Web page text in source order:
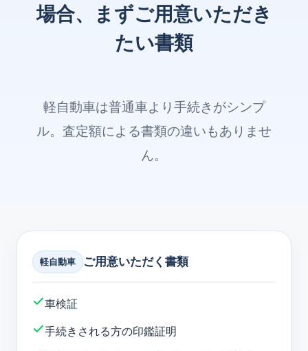
場合、まずご用意いただき
たい書類
軽自動車は普通車より手続きがシンプ
ル。査定額による書類の違いもありませ
ん。
軽自動車 ご用意いただく書類
車検証
手続きされる方の印鑑証明